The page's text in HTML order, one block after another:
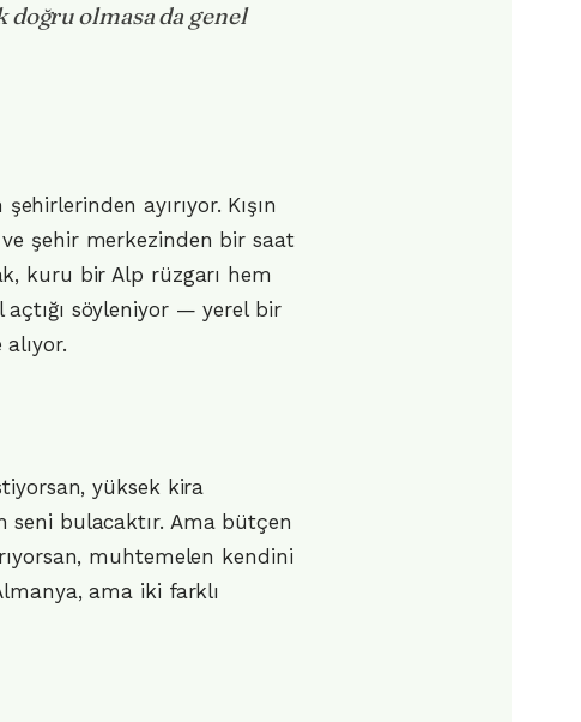
doğru olmasa da genel
ayırıyor. Kışın
şehir merkezinden bir saat
kuru bir Alp rüzgarı hem
açtığı söyleniyor — yerel bir
yüksek kira
seni bulacaktır. Ama bütçen
muhtemelen kendini
ama iki farklı